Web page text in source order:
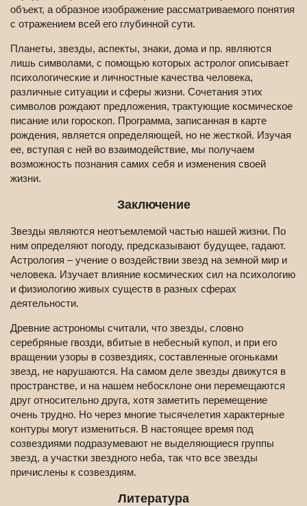
объект, а образное изображение рассматриваемого понятия
с отражением всей его глубинной сути.
Планеты, звезды, аспекты, знаки, дома и пр. являются
лишь символами, с помощью которых астролог описывает
психологические и личностные качества человека,
различные ситуации и сферы жизни. Сочетания этих
символов рождают предложения, трактующие космическое
писание или гороскоп. Программа, записанная в карте
рождения, является определяющей, но не жесткой. Изучая
ее, вступая с ней во взаимодействие, мы получаем
возможность познания самих себя и изменения своей
жизни.
Заключение
Звезды являются неотъемлемой частью нашей жизни. По
ним определяют погоду, предсказывают будущее, гадают.
Астрология – учение о воздействии звезд на земной мир и
человека. Изучает влияние космических сил на психологию
и физиологию живых существ в разных сферах
деятельности.
Древние астрономы считали, что звезды, словно
серебряные гвозди, вбитые в небесный купол, и при его
вращении узоры в созвездиях, составленные огоньками
звезд, не нарушаются. На самом деле звезды движутся в
пространстве, и на нашем небосклоне они перемещаются
друг относительно друга, хотя заметить перемещение
очень трудно. Но через многие тысячелетия характерные
контуры могут измениться. В настоящее время под
созвездиями подразумевают не выделяющиеся группы
звезд, а участки звездного неба, так что все звезды
причислены к созвездиям.
Литература